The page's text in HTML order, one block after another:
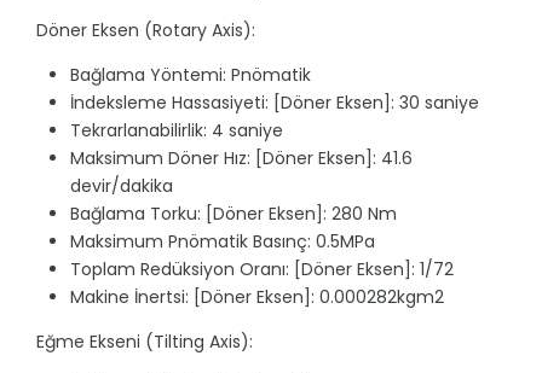
Döner Eksen (Rotary Axis):
Bağlama Yöntemi: Pnömatik
İndeksleme Hassasiyeti: [Döner Eksen]: 30 saniye
Tekrarlanabilirlik: 4 saniye
Maksimum Döner Hız: [Döner Eksen]: 41.6
devir/dakika
Bağlama Torku: [Döner Eksen]: 280 Nm
Maksimum Pnömatik Basınç: 0.5MPa
Toplam Redüksiyon Oranı: [Döner Eksen]: 1/72
Makine İnertsi: [Döner Eksen]: 0.000282kgm2
Eğme Ekseni (Tilting Axis):